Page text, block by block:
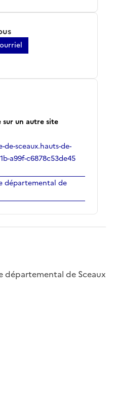
un autre site
sceaux.hauts-de-
a99f-c6878c53de45
départemental de
départemental de Sceaux